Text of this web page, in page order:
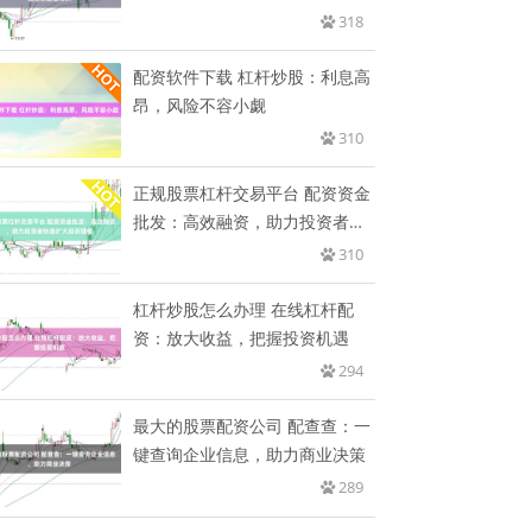
318
配资软件下载 杠杆炒股：利息高
昂，风险不容小觑
310
正规股票杠杆交易平台 配资资金
批发：高效融资，助力投资者快
310
杠杆炒股怎么办理 在线杠杆配
资：放大收益，把握投资机遇
294
最大的股票配资公司 配查查：一
键查询企业信息，助力商业决策
289